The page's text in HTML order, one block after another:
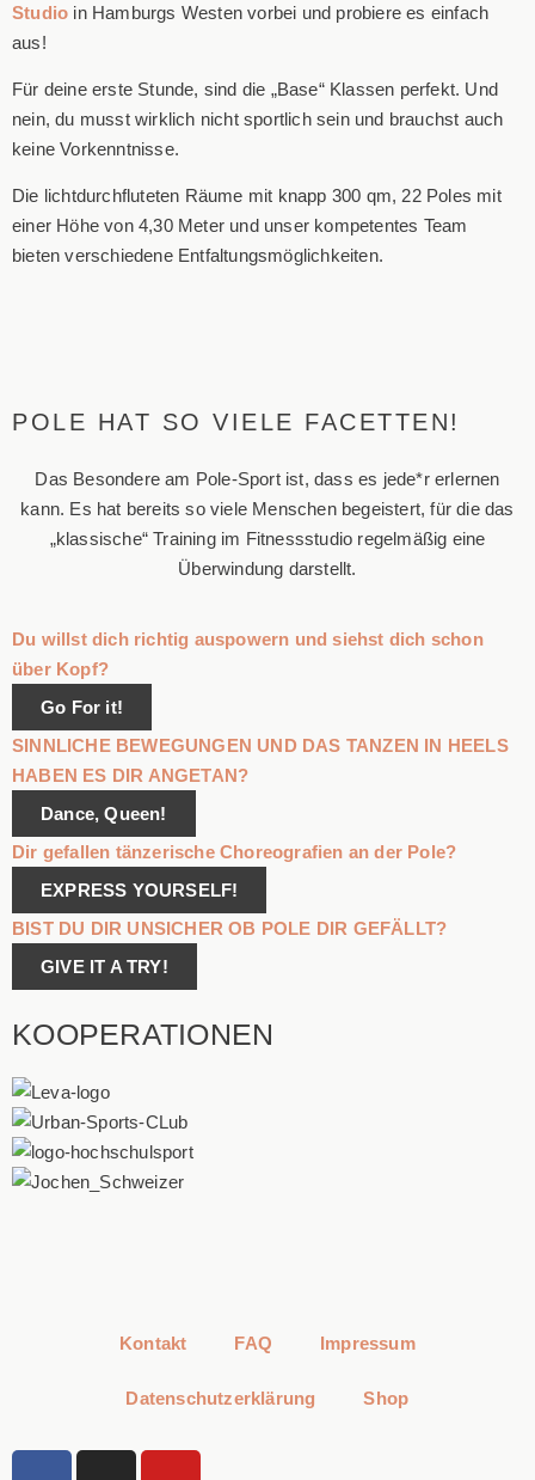
Studio in Hamburgs Westen vorbei und probiere es einfach
aus!
Für deine erste Stunde, sind die „Base“ Klassen perfekt. Und
nein, du musst wirklich nicht sportlich sein und brauchst auch
keine Vorkenntnisse.
Die lichtdurchfluteten Räume mit knapp 300 qm, 22 Poles mit
einer Höhe von 4,30 Meter und unser kompetentes Team
bieten verschiedene Entfaltungsmöglichkeiten.
POLE HAT SO VIELE FACETTEN!
Das Besondere am Pole-Sport ist, dass es jede*r erlernen
kann. Es hat bereits so viele Menschen begeistert, für die das
„klassische“ Training im Fitnessstudio regelmäßig eine
Überwindung darstellt.
Du willst dich richtig auspowern und siehst dich schon
über Kopf?
Go For it!
SINNLICHE BEWEGUNGEN UND DAS TANZEN IN HEELS
HABEN ES DIR ANGETAN?
Dance, Queen!
Dir gefallen tänzerische Choreografien an der Pole?
EXPRESS YOURSELF!
BIST DU DIR UNSICHER OB POLE DIR GEFÄLLT?
GIVE IT A TRY!
KOOPERATIONEN
Kontakt FAQ Impressum
Datenschutzerklärung Shop